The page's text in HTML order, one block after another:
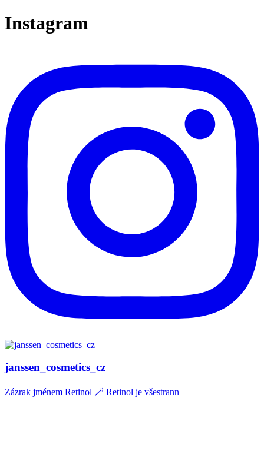
Instagram
janssen_cosmetics_cz
Zázrak jménem Retinol 🪄 Retinol je všestrann